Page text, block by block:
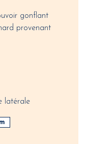
gonflant
provenant
latérale